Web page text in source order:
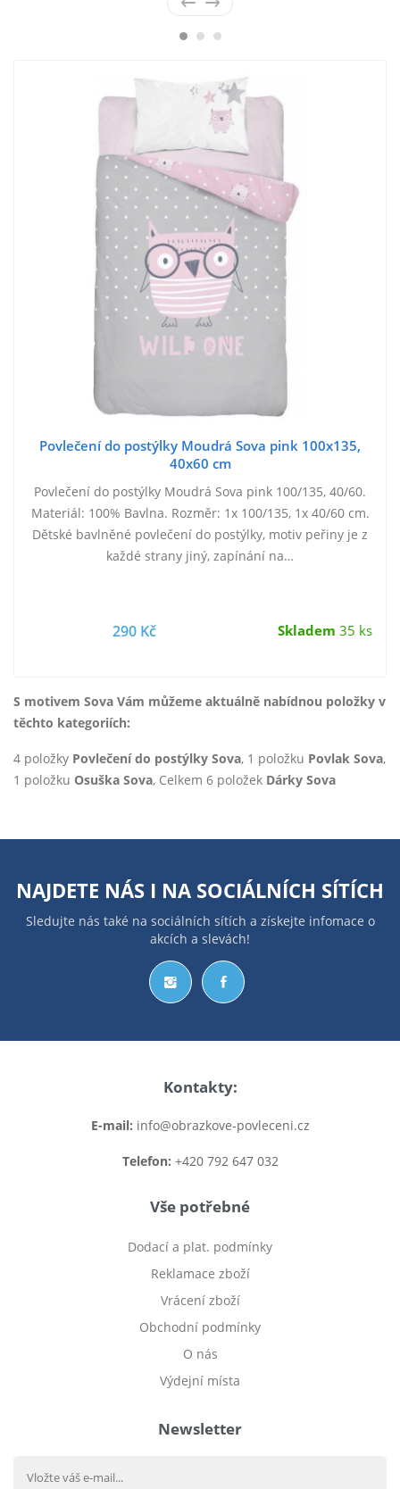
Povlečení do postýlky Moudrá Sova pink 100x135,
40x60 cm
Povlečení do postýlky Moudrá Sova pink 100/135, 40/60.
Materiál: 100% Bavlna. Rozměr: 1x 100/135, 1x 40/60 cm.
Dětské bavlněné povlečení do postýlky, motiv peřiny je z
každé strany jiný, zapínání na…
290 Kč Skladem 35 ks
S motivem Sova Vám můžeme aktuálně nabídnou položky v
těchto kategoriích:
4 položky Povlečení do postýlky Sova, 1 položku Povlak Sova,
1 položku Osuška Sova, Celkem 6 položek Dárky Sova
NAJDETE NÁS I NA SOCIÁLNÍCH SÍTÍCH
Sledujte nás také na sociálních sítích a získejte infomace o
akcích a slevách!
Kontakty:
E-mail: info@obrazkove-povleceni.cz
Telefon: +420 792 647 032
Vše potřebné
Dodací a plat. podmínky
Reklamace zboží
Vrácení zboží
Obchodní podmínky
O nás
Výdejní místa
Newsletter